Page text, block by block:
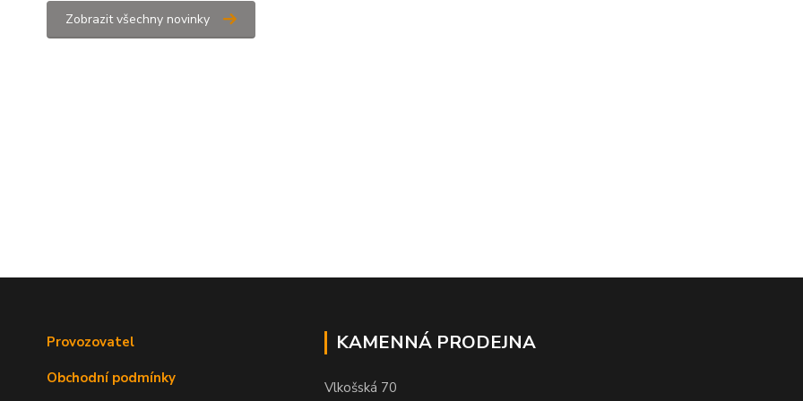
Zobrazit všechny novinky
Provozovatel
Obchodní podmínky
KAMENNÁ PRODEJNA
Vlkošská 70